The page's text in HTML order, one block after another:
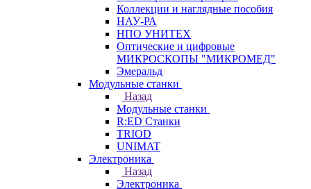
Коллекции и наглядные пособия
НАУ-РА
НПО УНИТЕХ
Оптические и цифровые
МИКРОСКОПЫ "МИКРОМЕД"
Эмеральд
Модульные станки
Назад
Модульные станки
R:ED Станки
TRIOD
UNIMAT
Электроника
Назад
Электроника